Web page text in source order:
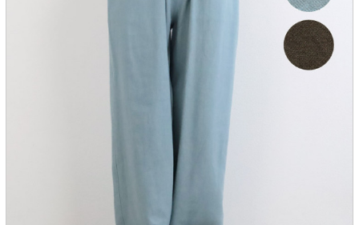
SALE ITEM
お買い物カゴ
ご利用について